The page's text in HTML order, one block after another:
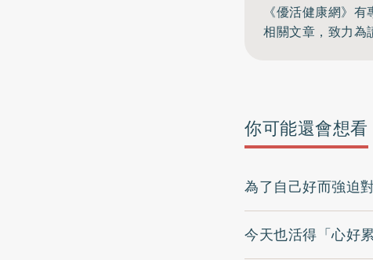
《優活健康網》
相關文章，致力為
你可能還會想看
為了自己好而強迫
今天也活得「心好